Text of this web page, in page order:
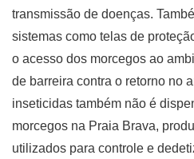
transmissão de doenças.
sistemas como telas de
o acesso dos morcegos ao
de barreira contra o retorno no
inseticidas também não é
morcegos na Praia Brava,
utilizados para controle e